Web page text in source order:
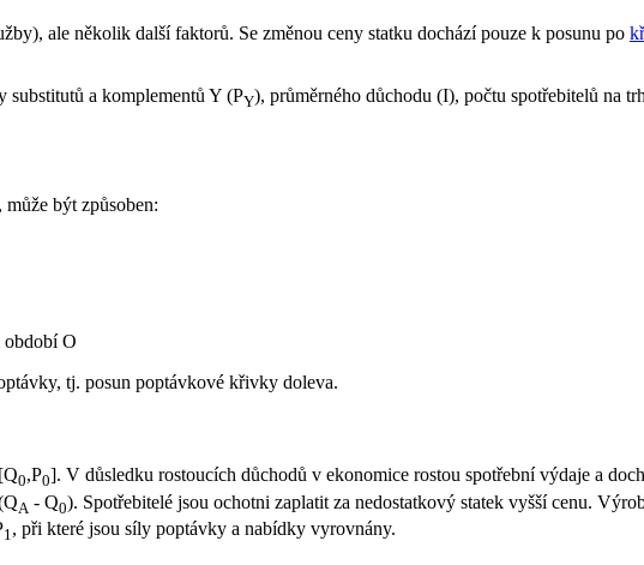
ale několik další faktorů. Se změnou ceny statku dochází pouze k posunu po
substitutů a komplementů Y (PY), průměrného důchodu (I), počtu spotřebitelů na
být způsoben:
období O
tj. posun poptávkové křivky doleva.
[Q0,P0]. V důsledku rostoucích důchodů v ekonomice rostou spotřební výdaje a
A - Q0). Spotřebitelé jsou ochotni zaplatit za nedostatkový statek vyšší cenu.
1 , při které jsou síly poptávky a nabídky vyrovnány.